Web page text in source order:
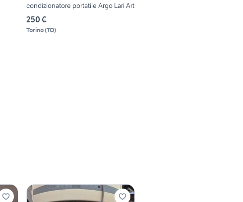
condizionatore portatile Argo Lari Art
250 €
Torino(TO)